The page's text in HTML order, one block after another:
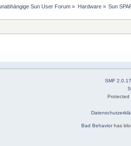
Sun User Forum » Hardware» Sun
SMF 2.0.17
Bad Behaviorhas